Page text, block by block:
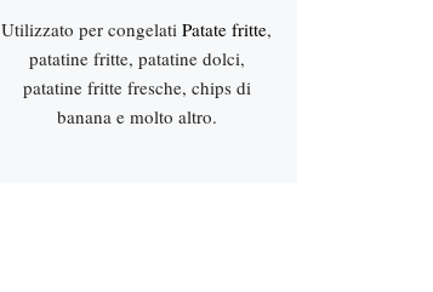
Utilizzato per congelati Patate fritte,
patatine fritte, patatine dolci,
patatine fritte fresche, chips di
banana e molto altro.